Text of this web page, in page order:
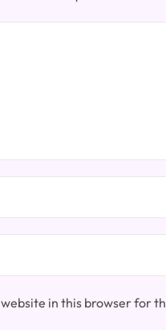
in this browser for